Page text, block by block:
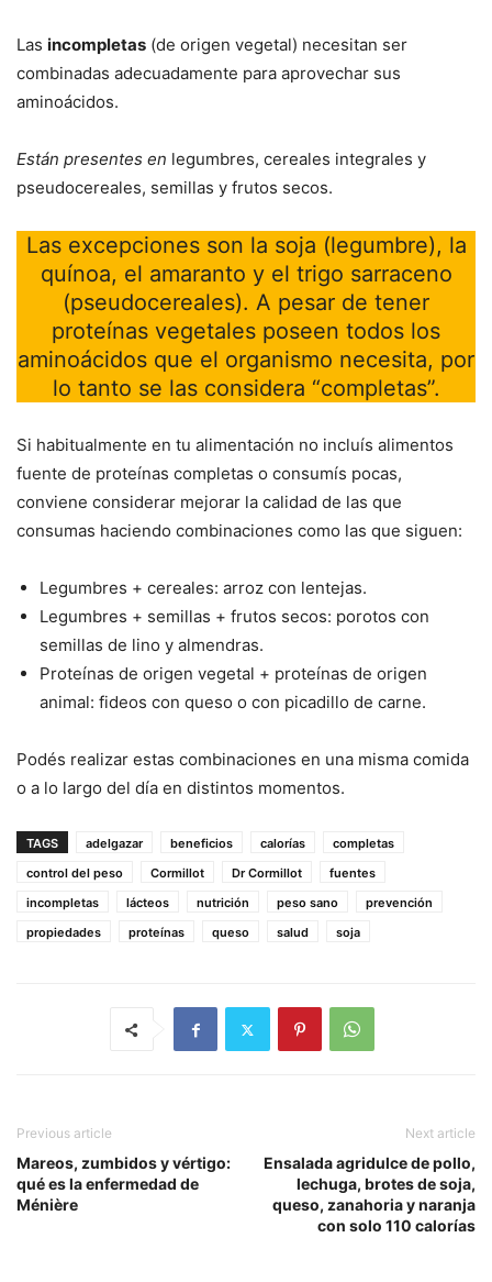
Las incompletas (de origen vegetal) necesitan ser
combinadas adecuadamente para aprovechar sus
aminoácidos.
Están presentes en legumbres, cereales integrales y
pseudocereales, semillas y frutos secos.
Las excepciones son la soja (legumbre), la
quínoa, el amaranto y el trigo sarraceno
(pseudocereales). A pesar de tener
proteínas vegetales poseen todos los
aminoácidos que el organismo necesita, por
lo tanto se las considera “completas”.
Si habitualmente en tu alimentación no incluís alimentos
fuente de proteínas completas o consumís pocas,
conviene considerar mejorar la calidad de las que
consumas haciendo combinaciones como las que siguen:
Legumbres + cereales: arroz con lentejas.
Legumbres + semillas + frutos secos: porotos con
semillas de lino y almendras.
Proteínas de origen vegetal + proteínas de origen
animal: fideos con queso o con picadillo de carne.
Podés realizar estas combinaciones en una misma comida
o a lo largo del día en distintos momentos.
TAGS adelgazar beneficios calorías
completas
control del peso
Cormillot Dr Cormillot
fuentes
incompletas
lácteos nutrición peso sano
prevención
propiedades
proteínas queso salud soja
Previous article
Mareos, zumbidos y vértigo:
qué es la enfermedad de
Ménière
Next article
Ensalada agridulce de pollo,
lechuga, brotes de soja,
queso, zanahoria y naranja
con solo 110 calorías